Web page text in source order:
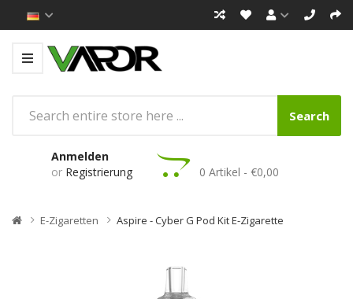
Search
Anmelden
or Registrierung 0 Artikel - €0,00
E-Zigaretten Aspire - Cyber G Pod Kit E-Zigarette